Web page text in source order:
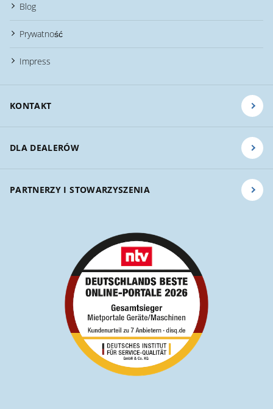
Blog
Prywatność
Impress
KONTAKT
DLA DEALERÓW
PARTNERZY I STOWARZYSZENIA